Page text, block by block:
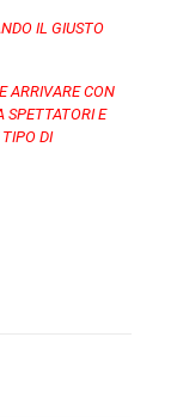
IL GIUSTO
ARRIVARE CON
SPETTATORI E
DI